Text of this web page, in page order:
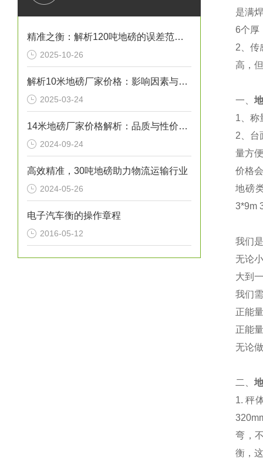
精准之衡：解析120吨地磅的误差范围与管理实践
2025-10-26
解析10米地磅厂家价格：影响因素与市场行情
2025-03-24
14米地磅厂家价格解析：品质与性价比的考量
2024-09-24
高效精准，30吨地磅助力物流运输行业
2024-05-26
电子汽车衡的操作章程
2016-05-12
是满
6个厚
2、传
高，
一、
1、称
2、台
量方
价格
地磅
3*9m
我们
无论
大到
我们
正能
正能
无论
二、
1. 秤
弯，
衡，